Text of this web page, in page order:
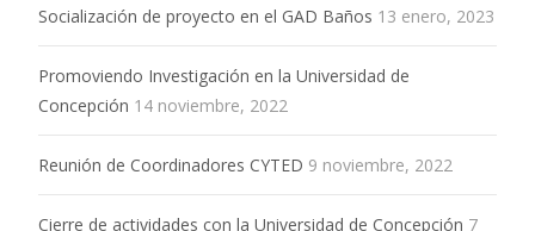
Socialización de proyecto en el GAD Baños 13 enero, 2023
Promoviendo Investigación en la Universidad de
Concepción 14 noviembre, 2022
Reunión de Coordinadores CYTED 9 noviembre, 2022
Cierre de actividades con la Universidad de Concepción 7